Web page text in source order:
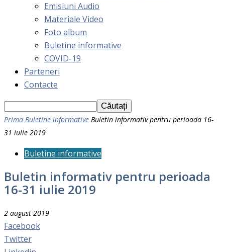
Emisiuni Audio
Materiale Video
Foto album
Buletine informative
COVID-19
Parteneri
Contacte
Prima Buletine informative Buletin informativ pentru perioada 16-
31 iulie 2019
Buletine informative
Buletin informativ pentru perioada
16-31 iulie 2019
2 august 2019
Facebook
Twitter